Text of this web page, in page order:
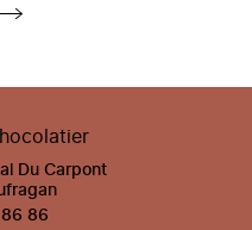
Du Carpont
86